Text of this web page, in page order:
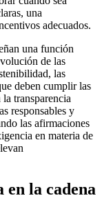
una
adecuados.
una función
de las
las
deben cumplir las
transparencia
responsables y
las afirmaciones
en materia de
la cadena